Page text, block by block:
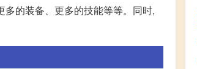
的装备、更多的技能等等。同时,